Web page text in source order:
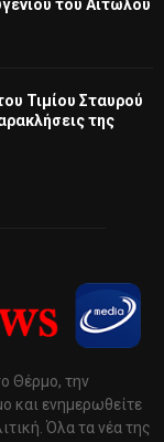
του Αιτωλού
Τιμίου Σταυρού
της
Θέρμο, την
και ενημερωθείτε
Όλα τα νέα της